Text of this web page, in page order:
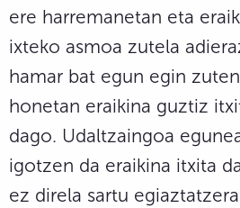
ere harremanetan eta
ixteko asmoa zutela
hamar bat egun egin
honetan eraikina guztiz
dago. Udaltzaingoa
igotzen da eraikina itxita
ez direla sartu